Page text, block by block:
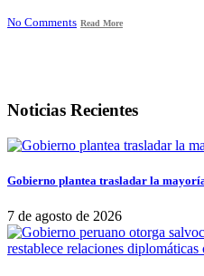
No Comments Read More
Noticias Recientes
Gobierno plantea trasladar la
7 de agosto de 2026